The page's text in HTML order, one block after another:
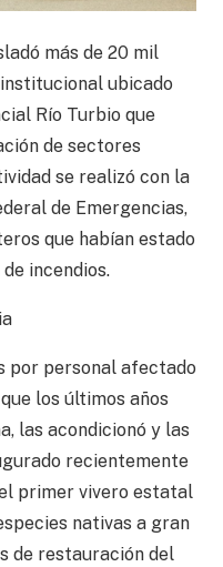
más de 20 mil
ubicado
Río Turbio que
de sectores
se realizó con la
de Emergencias,
que habían estado
incendios.
por personal afectado
los últimos años
las acondicionó y las
recientemente
primer vivero estatal
nativas a gran
de restauración del